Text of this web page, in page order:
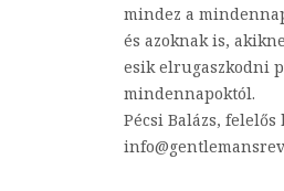
mindez a
és azoknak is,
esik elrugaszkodni
mindennapoktól.
Pécsi Balázs, felelős